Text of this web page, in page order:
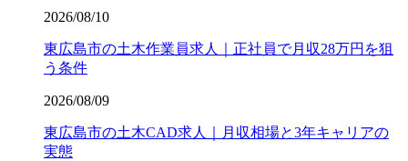
2026/08/10
東広島市の土木作業員求人｜正社員で月収28万円を狙
う条件
2026/08/09
東広島市の土木CAD求人｜月収相場と3年キャリアの
実態